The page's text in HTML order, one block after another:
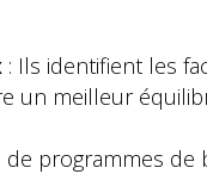
: Ils identifient les
un meilleur
programmes de